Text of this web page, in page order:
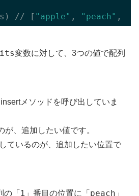
// [ "apple" , "peach" ,
変数に対して、3つの値で配列
メソッドを呼び出していま
、追加したい値です。
ているのが、追加したい位置で
「1」番目の位置に「 peach 」